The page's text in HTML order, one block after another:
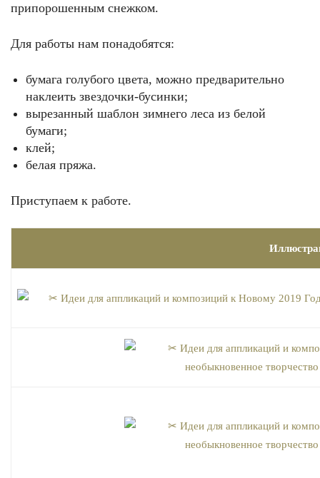
припорошенным снежком.
Для работы нам понадобятся:
бумага голубого цвета, можно предварительно
наклеить звездочки-бусинки;
вырезанный шаблон зимнего леса из белой
бумаги;
клей;
белая пряжа.
Приступаем к работе.